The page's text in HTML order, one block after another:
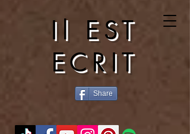
Il EST
ECRIT
Share